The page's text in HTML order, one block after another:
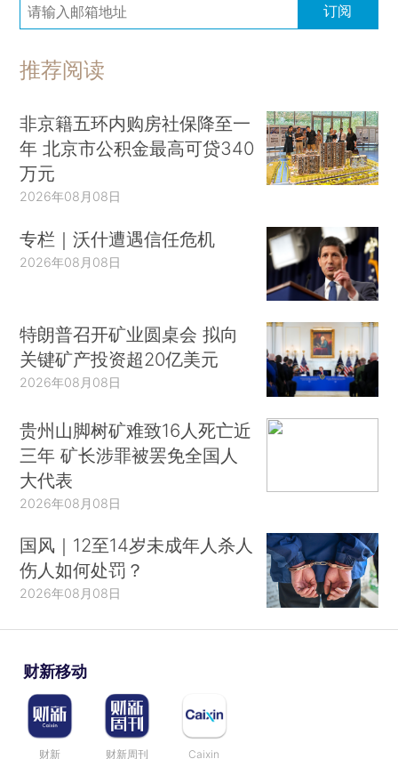
订阅
推荐阅读
非京籍五环内购房社保降至一
年 北京市公积金最高可贷340
万元
2026年08月08日
专栏｜沃什遭遇信任危机
2026年08月08日
特朗普召开矿业圆桌会 拟向
关键矿产投资超20亿美元
2026年08月08日
贵州山脚树矿难致16人死亡近
三年 矿长涉罪被罢免全国人
大代表
2026年08月08日
国风｜12至14岁未成年人杀人
伤人如何处罚？
2026年08月08日
财新移动
财新 财新周刊 Caixin